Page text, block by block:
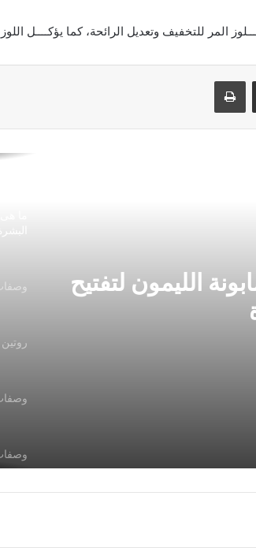
المر للتخفيف وتعديل الرائحة، كما يؤكــــل
الليمون لتفتيح
ما
روتين